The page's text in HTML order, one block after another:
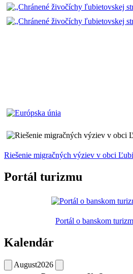
Riešenie migračných výziev v obci
Portál turizmu
Portál o banskom
Kalendár
August2026